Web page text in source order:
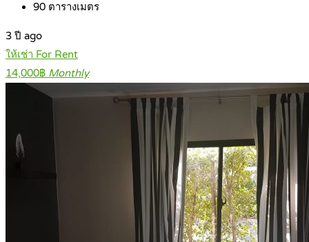
90 ตารางเมตร
3 ปี ago
ให้เช่า For Rent
14,000฿ Monthly